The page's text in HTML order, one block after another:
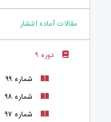
مقالات آماده انتشار
دوره 9
شماره 99
شماره 98
شماره 97